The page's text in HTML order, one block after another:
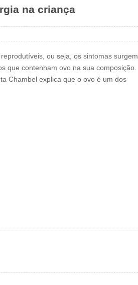
na criança
ou seja, os sintomas surgem
que contenham ovo na sua composição.
Chambel explica que o ovo é um dos